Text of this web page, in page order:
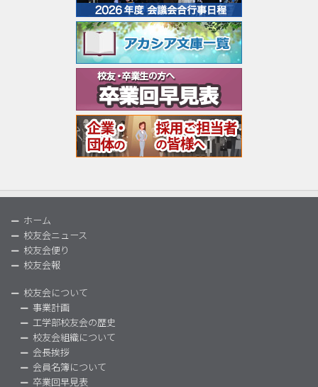
ホーム
校友会ニュース
校友会便り
校友会報
校友会について
事業計画
工学部校友会の歴史
校友会組織について
会長挨拶
会員名簿について
卒業回早見表